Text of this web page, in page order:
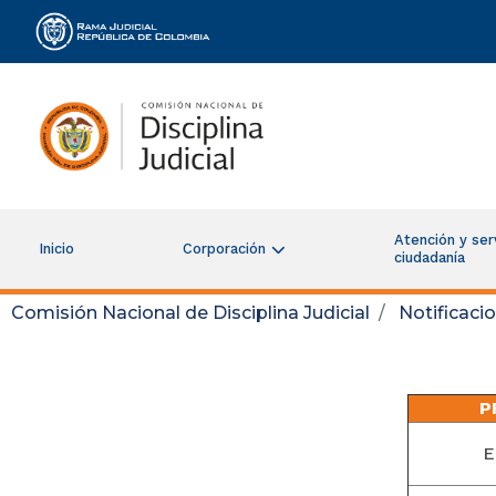
Rama Judicial
Inicio Corporación
Atención y
ciudadanía
Comisión Nacional de Disciplina Judicial